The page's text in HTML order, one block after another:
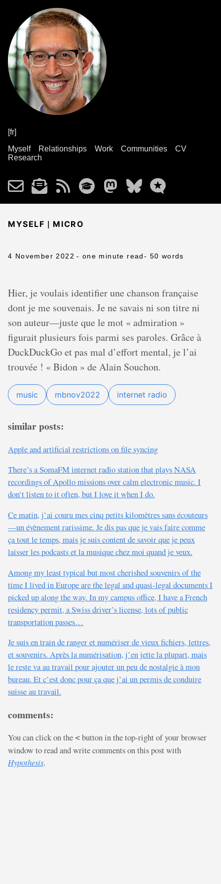
[fr]
Myself
Relationships Work Communities
CV
Research
MYSELF | MICRO
4 November 2022 - one minute read- 50 words
Hier, je voulais identifier une chanson française
dont je me souvenais. Je ne savais ni son titre ni
son auteur—juste que le mot « admiration »
figurait plusieurs fois parmi ses paroles. Grâce à
DuckDuckGo et pas mal d’effort mental, je l’ai
trouvée ! « Bidon » de Alain Souchon.
music mbnov2022 internet radio
similar posts:
Apple and artificial restrictions on file syncing
There’s a SomaFM internet radio station that plays NASA
recordings of Apollo missions over calm electronic music. I
don’t listen to it often, but I love it when I do.
Ce matin, j’ai couru mes cinq petits kilomètres sans écouteurs
—un évènement rarissime. Je dis pas que je vais faire comme
ça tout le temps, mais je suis content de savoir que je peux
laisser les podcasts et la musique chez moi quand je veux.
Among my least typical but most cherished souvenirs of the
time I lived in Europe are the legal and quasi-legal documents I
picked up along the way. In my campus office, I have a French
residency permit, a Swiss driver’s license, lots of public
transportation passes…
Je suis en train de ranger et numériser de vieux fichiers, lettres,
et souvenirs. Après la numérisation, j’en jette la plupart, mais
le reste va au travail pour ajouter un peu de nostalgie à mon
bureau. Et c’est donc pour ça que j’ai un permis de conduire
suisse au travail.
comments:
You can click on the < button in the top-right of your browser
window to read and write comments on this post with
Hypothesis.